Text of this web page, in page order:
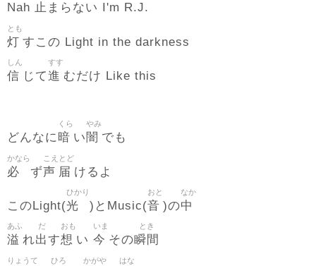
Nah 止 まらない I'm R.J.
灯
とも
すこの Light in the darkness
信
しん
じて進
すす
むだけ Like this
どんなに暗
くら
い 闇
やみ
でも
必
かなら
ず声
こえ
届
とど
けるよ
このLight(光
ひかり
)とMusic(音
おと
)の中
なか
溢
あふ
れ出
だ
す想
おも
い 今
いま
その瞬間
とき
りょうて ひろ かがや はな